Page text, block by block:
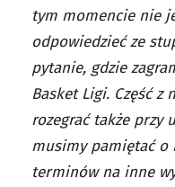
tym momencie nie
odpowiedzieć ze
pytanie, gdzie
Basket Ligi. Część z
rozegrać także przy
musimy pamiętać o
terminów na inne